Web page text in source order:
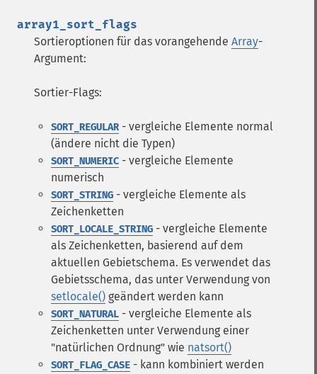
array1_sort_flags
Sortieroptionen für das vorangehende Array-
Argument:
Sortier-Flags:
SORT_REGULAR- vergleiche Elemente normal
(ändere nicht die Typen)
SORT_NUMERIC - vergleiche Elemente
numerisch
SORT_STRING - vergleiche Elemente als
Zeichenketten
SORT_LOCALE_STRING - vergleiche Elemente
als Zeichenketten, basierend auf dem
aktuellen Gebietschema. Es verwendet das
Gebietsschema, das unter Verwendung von
setlocale() geändert werden kann
SORT_NATURAL - vergleiche Elemente als
Zeichenketten unter Verwendung einer
"natürlichen Ordnung" wie natsort()
SORT_FLAG_CASE - kann kombiniert werden